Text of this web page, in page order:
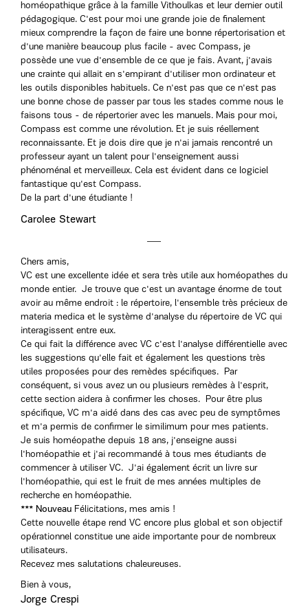
homéopathique grâce à la famille Vithoulkas et leur dernier outil
pédagogique. C'est pour moi une grande joie de finalement
mieux comprendre la façon de faire une bonne répertorisation et
d'une manière beaucoup plus facile - avec Compass, je
possède une vue d'ensemble de ce que je fais. Avant, j'avais
une crainte qui allait en s'empirant d'utiliser mon ordinateur et
les outils disponibles habituels. Ce n'est pas que ce n'est pas
une bonne chose de passer par tous les stades comme nous le
faisons tous - de répertorier avec les manuels. Mais pour moi,
Compass est comme une révolution. Et je suis réellement
reconnaissante. Et je dois dire que je n'ai jamais rencontré un
professeur ayant un talent pour l'enseignement aussi
phénoménal et merveilleux. Cela est évident dans ce logiciel
fantastique qu'est Compass.
De la part d'une étudiante !
Carolee Stewart
Chers amis,
VC est une excellente idée et sera très utile aux homéopathes du
monde entier. Je trouve que c'est un avantage énorme de tout
avoir au même endroit : le répertoire, l'ensemble très précieux de
materia medica et le système d'analyse du répertoire de VC qui
interagissent entre eux.
Ce qui fait la différence avec VC c'est l'analyse différentielle avec
les suggestions qu'elle fait et également les questions très
utiles proposées pour des remèdes spécifiques. Par
conséquent, si vous avez un ou plusieurs remèdes à l'esprit,
cette section aidera à confirmer les choses. Pour être plus
spécifique, VC m'a aidé dans des cas avec peu de symptômes
et m'a permis de confirmer le similimum pour mes patients.
Je suis homéopathe depuis 18 ans, j'enseigne aussi
l'homéopathie et j'ai recommandé à tous mes étudiants de
commencer à utiliser VC. J'ai également écrit un livre sur
l'homéopathie, qui est le fruit de mes années multiples de
recherche en homéopathie.
*** Nouveau Félicitations, mes amis !
Cette nouvelle étape rend VC encore plus global et son objectif
opérationnel constitue une aide importante pour de nombreux
utilisateurs.
Recevez mes salutations chaleureuses.
Bien à vous,
Jorge Crespi